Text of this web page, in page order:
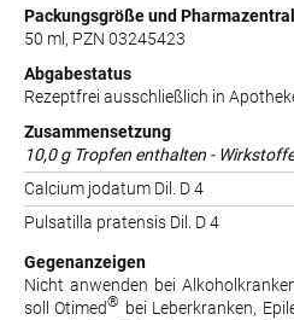
Packungsgröße und
50 ml, PZN 03245423
Abgabestatus
Rezeptfrei ausschließlich in
Zusammensetzung
10,0 g Tropfen enthalten - Wirkstoffe
Calcium jodatum Dil. D 4
Pulsatilla pratensis Dil. D 4
Gegenanzeigen
Nicht anwenden bei
soll Otimed® bei Leberkranken,